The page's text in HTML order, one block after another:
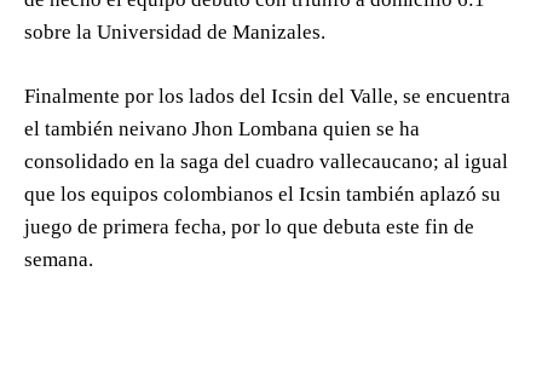
sobre la Universidad de Manizales.
Finalmente por los lados del Icsin del Valle, se encuentra
el también neivano Jhon Lombana quien se ha
consolidado en la saga del cuadro vallecaucano; al igual
que los equipos colombianos el Icsin también aplazó su
juego de primera fecha, por lo que debuta este fin de
semana.